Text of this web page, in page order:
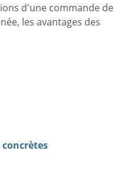
d'une commande de
les avantages des